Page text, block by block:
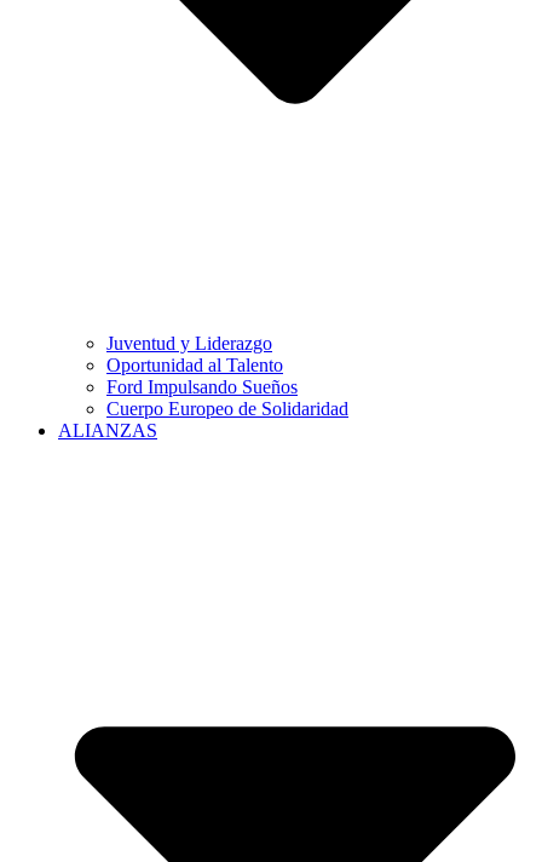
Juventud y Liderazgo
Oportunidad al Talento
Ford Impulsando Sueños
Cuerpo Europeo de Solidaridad
ALIANZAS